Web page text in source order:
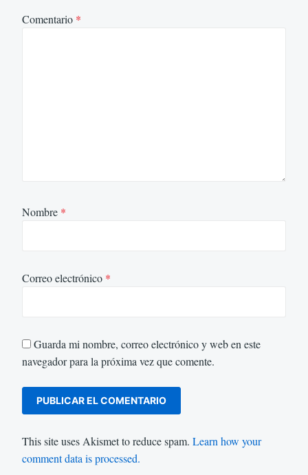
Comentario *
Nombre *
Correo electrónico *
Guarda mi nombre, correo electrónico y web en este
navegador para la próxima vez que comente.
This site uses Akismet to reduce spam. Learn how your
comment data is processed.